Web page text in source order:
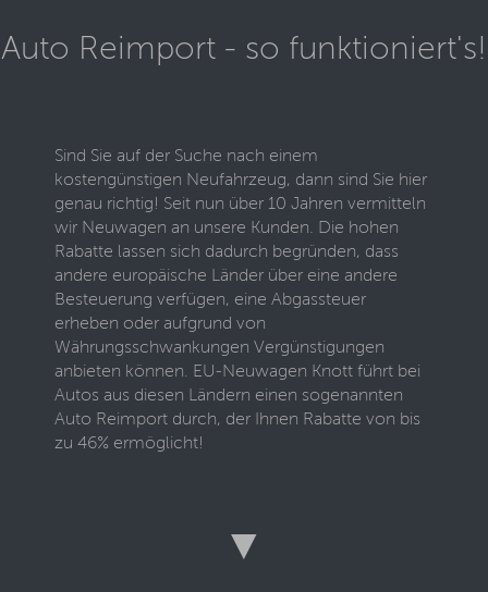
Auto Reimport - so funktioniert's!
Sind Sie auf der Suche nach einem
kostengünstigen Neufahrzeug, dann sind Sie hier
genau richtig! Seit nun über 10 Jahren vermitteln
wir Neuwagen an unsere Kunden. Die hohen
Rabatte lassen sich dadurch begründen, dass
andere europäische Länder über eine andere
Besteuerung verfügen, eine Abgassteuer
erheben oder aufgrund von
Währungsschwankungen Vergünstigungen
anbieten können. EU-Neuwagen Knott führt bei
Autos aus diesen Ländern einen sogenannten
Auto Reimport durch, der Ihnen Rabatte von bis
zu 46% ermöglicht!
ein verfügbares Auto auswählen und es
entsprechend Ihren Wünschen konfigurieren.
▼